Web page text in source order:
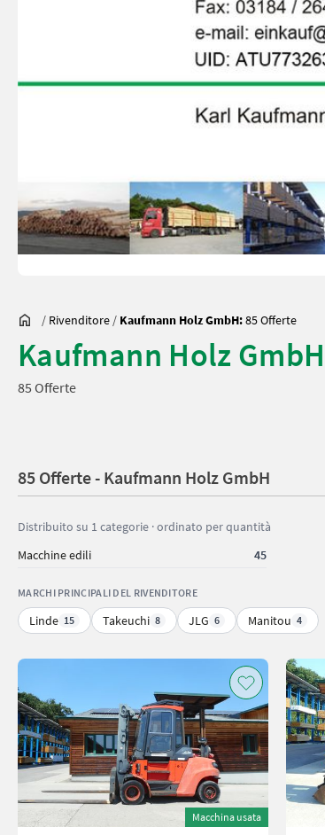
/ Rivenditore / Kaufmann Holz GmbH:85 Offerte
Kaufmann Holz GmbH
85 Offerte
85 Offerte - Kaufmann Holz GmbH
Distribuito su 1 categorie · ordinato per quantità
Macchine edili
45
MARCHI PRINCIPALI DEL RIVENDITORE
Linde 15 Takeuchi 8 JLG 6 Manitou 4
Macchina usata